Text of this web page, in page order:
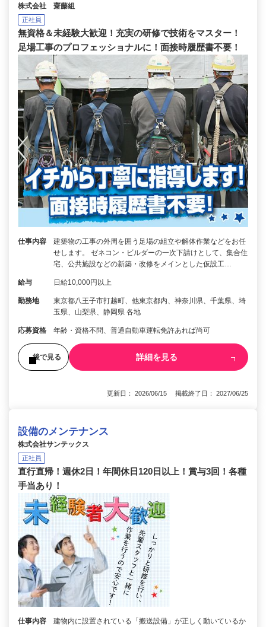
株式会社 齋藤組
正社員
無資格＆未経験大歓迎！充実の研修で技術をマスター！
足場工事のプロフェッショナルに！面接時履歴書不要！
仕事内容
建築物の工事の外周を囲う足場の組立や解体作業などをお任
せします。 ゼネコン・ビルダーの一次下請けとして、集合住
宅、公共施設などの新築・改修をメインとした仮設工…
給与 日給10,000円以上
勤務地
東京都八王子市打越町、他東京都内、神奈川県、千葉県、埼
玉県、山梨県、静岡県 各地
応募資格 年齢・資格不問、普通自動車運転免許あれば尚可
後で見る 詳細を見る
更新日： 2026/06/15 掲載終了日： 2027/06/25
設備のメンテナンス
株式会社サンテックス
正社員
直行直帰！週休2日！年間休日120日以上！賞与3回！各種
手当あり！
仕事内容
建物内に設置されている「搬送設備」が正しく動いているか